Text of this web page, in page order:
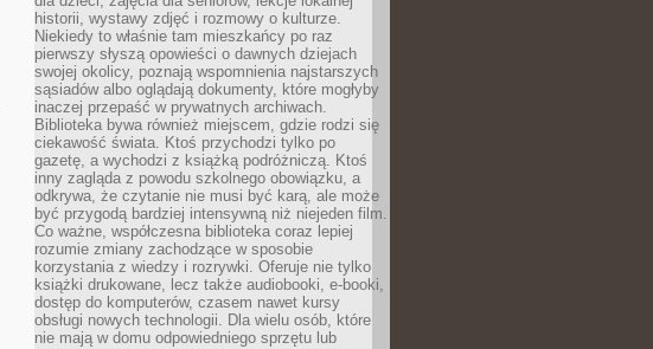
historii, wystawy zdjęć i rozmowy o kulturze.
Niekiedy to właśnie tam mieszkańcy po raz
pierwszy słyszą opowieści o dawnych dziejach
swojej okolicy, poznają wspomnienia najstarszych
sąsiadów albo oglądają dokumenty, które mogłyby
inaczej przepaść w prywatnych archiwach.
Biblioteka bywa również miejscem, gdzie rodzi się
ciekawość świata. Ktoś przychodzi tylko po
gazetę, a wychodzi z książką podróżniczą. Ktoś
inny zagląda z powodu szkolnego obowiązku, a
odkrywa, że czytanie nie musi być karą, ale może
być przygodą bardziej intensywną niż niejeden film.
Co ważne, współczesna biblioteka coraz lepiej
rozumie zmiany zachodzące w sposobie
korzystania z wiedzy i rozrywki. Oferuje nie tylko
książki drukowane, lecz także audiobooki, e-booki,
dostęp do komputerów, czasem nawet kursy
obsługi nowych technologii. Dla wielu osób, które
nie mają w domu odpowiedniego sprzętu lub